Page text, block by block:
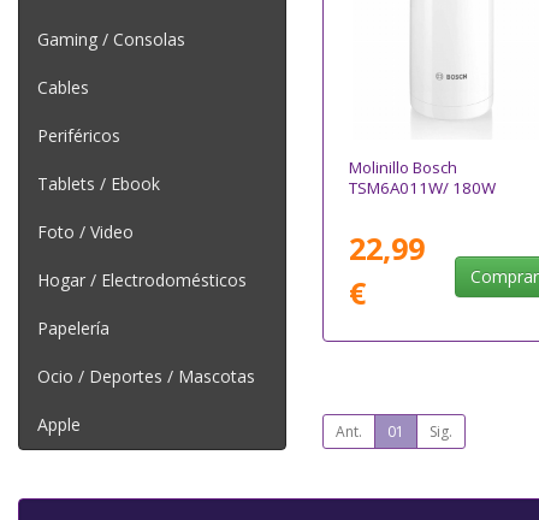
Gaming / Consolas
Cables
Periféricos
Tablets / Ebook
Foto / Video
Hogar / Electrodomésticos
Papelería
Ocio / Deportes / Mascotas
Apple
Molinillo Bosch
TSM6A011W/ 180W
22,99
€
Comprar
Ant. 01 Sig.